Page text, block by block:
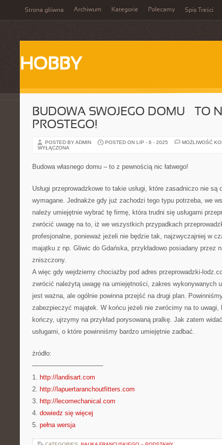
Strona główna Archiwum Kategorie Polecamy Spis Treści
HOBBY
BUDOWA SWOJEGO DOMU – TO
PROSTEGO!
POSTED BY ADMIN POSTED ON LIP - 6 - 2025
MOŻLIWOŚĆ
WYŁĄCZONA
Budowa własnego domu – to z pewnością nic łatwego!
Usługi przeprowadzkowe to takie usługi, które zasadniczo nie
wymagane. Jednakże gdy już zachodzi tego typu potrzeba, we
należy umiejętnie wybrać tę firmę, która trudni się usługami
zwrócić uwagę na to, iż we wszystkich przypadkach
profesjonalne, ponieważ jeżeli nie będzie tak, najzwyczajniej w
majątku z np. Gliwic do Gdańska, przykładowo posiadany przez
zniszczony.
A więc gdy wejdziemy chociażby pod adres przeprowadzki-
zwrócić należytą uwagę na umiejętności, zakres wykonywanych
jest ważna, ale ogólnie powinna przejść na drugi plan.
zabezpieczyć majątek. W końcu jeżeli nie zwrócimy na to uwagi,
kończy, ujrzymy na przykład porysowaną pralkę. Jak zatem
usługami, o które powinniśmy bardzo umiejętnie zadbać.
źródło:
———————————
1. http://landisart.com
2. http://lapuertaranchoutfitters.com
3. http://lecomechanical.com
4. dowiedz się więcej
5. pełna wersja